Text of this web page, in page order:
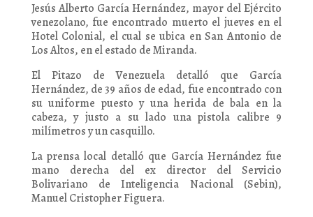
Jesús Alberto García Hernández, mayor del Ejército
venezolano, fue encontrado muerto el jueves en el
Hotel Colonial, el cual se ubica en San Antonio de
Los Altos, en el estado de Miranda.
El Pitazo de Venezuela detalló que García
Hernández, de 39 años de edad, fue encontrado con
su uniforme puesto y una herida de bala en la
cabeza, y justo a su lado una pistola calibre 9
milímetros y un casquillo.
La prensa local detalló que García Hernández fue
mano derecha del ex director del Servicio
Bolivariano de Inteligencia Nacional (Sebin),
Manuel Cristopher Figuera.